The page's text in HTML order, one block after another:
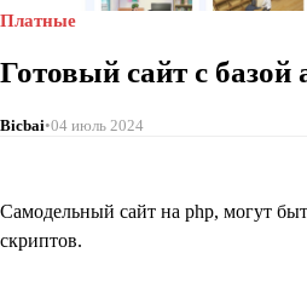
Платные
Готовый сайт с базой
Bicbai 04 июль 2024
Самодельный сайт на php, могут
скриптов.